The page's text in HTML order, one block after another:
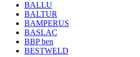
BALLU
BALTUR
BAMPERUS
BASLAC
BBP ben
BESTWELD